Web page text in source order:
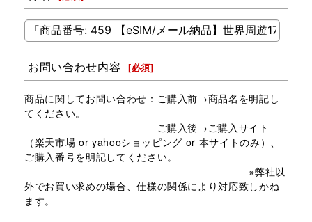
お問い合わせ内容 [必須]
商品に関してお問い合わせ：ご購入前→商品名を明記し
てください。
ご購入後→ご購入サイト
（楽天市場 or yahooショッピング or 本サイトのみ）、
ご購入番号を明記してください。
※弊社以
外でお買い求めの場合、仕様の関係により対応致しかね
ます。